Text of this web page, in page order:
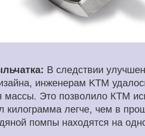
В следствии
инженерам KTM
массы. Это позволило КТМ
килограмма легче, чем в
помпы находятся на